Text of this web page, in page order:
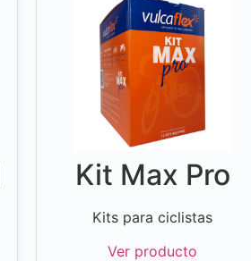
Kit Max Pro
Kits para ciclistas
Ver producto